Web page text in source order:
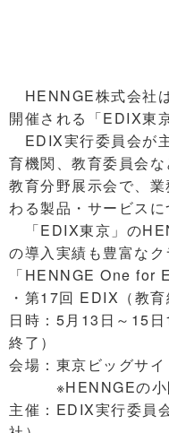
HENNGE株式会社
開催される「EDIX東
EDIX実行委員会が
育機関、教育委員会
教育分野展示会で、
わる製品・サービスに
「EDIX東京」の
の導入実績も豊富な
「HENNGE One for
・第17回 EDIX（教
日時：5月13日～15
終了）
会場：東京ビッグサ
※HENNGEの小間
主催：EDIX実行委員